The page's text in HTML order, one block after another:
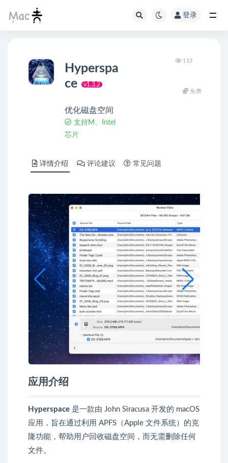
登录
Hyperspa
ce
v1.3.2
优化磁盘空间
支持M、Intel
芯片
113
免费
详情介绍 评论建议 常见问题
应用介绍
Hyperspace 是一款由 John Siracusa 开发的 macOS
应用，旨在通过利用 APFS（Apple 文件系统）的克
隆功能，帮助用户回收磁盘空间，而无需删除任何
文件。